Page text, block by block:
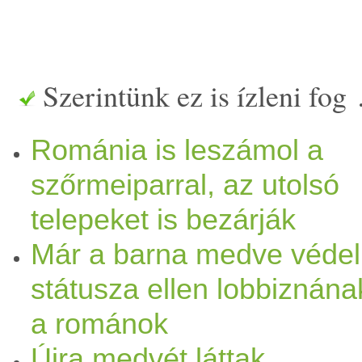
Szerintünk ez is ízleni
Románia is leszámol a
szőrmeiparral, az utolsó
telepeket is bezárják
Már a barna medve
státusza ellen
a románok